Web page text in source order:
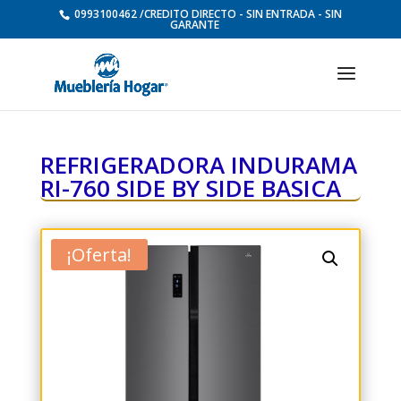
0993100462 /CREDITO DIRECTO - SIN ENTRADA - SIN
GARANTE
REFRIGERADORA INDURAMA
RI-760 SIDE BY SIDE BASICA
¡Oferta!